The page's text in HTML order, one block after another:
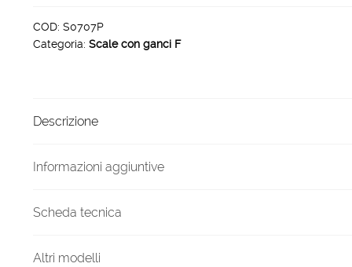
alluminio
modello
2250
quantità
COD: S0707P
Categoria: Scale con ganci F
Descrizione
Informazioni aggiuntive
Scheda tecnica
Altri modelli